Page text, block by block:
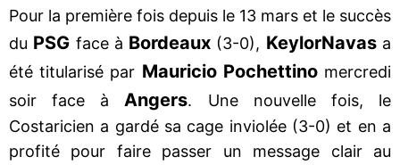
Pour la première fois depuis le 13 mars et le succès
du PSG face à Bordeaux (3-0), KeylorNavasa
été titularisé par Mauricio Pochettinomercredi
soir face à Angers. Une nouvelle fois, le
Costaricien a gardé sa cage inviolée (3-0) et en a
profité pour faire passer un message clair au